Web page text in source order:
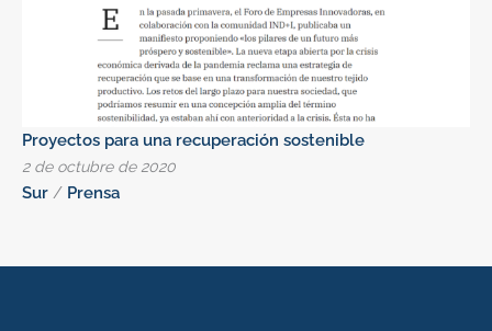
Proyectos para una recuperación sostenible
2 de octubre de 2020
Sur / Prensa